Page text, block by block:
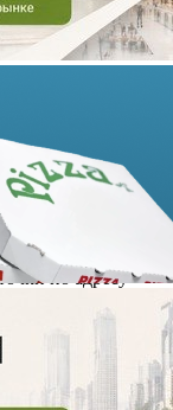
«Вкусвилл»
кв. метров.
по адресу ул.
порядка 400 кв.